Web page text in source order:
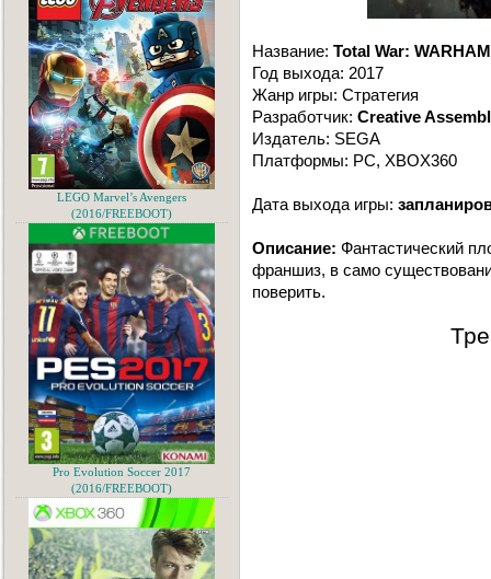
Название: Total War:
Год выхода: 2017
Жанр игры: Стратегия
Разработчик: Creative
Издатель: SEGA
Платформы: PC, XBOX360
Дата выхода игры:
Описание: Фантастический
франшиз, в само
поверить.
LEGO Marvel’s Avengers
(2016/FREEBOOT)
Pro Evolution Soccer 2017
(2016/FREEBOOT)